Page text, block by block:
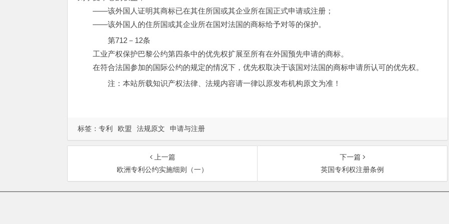
——该外国人证明其商标已在其住所国或其企业所在国正式申请或注册；
——该外国人的住所国或其企业所在国对法国的商标给予对等的保护。
第712－12条
工业产权保护巴黎公约第四条中的优先权扩展至所有在外国预先申请的商标。
在符合法国参加的国际公约的规定的情况下，优先权取决于该国对法国的商标申请所认可的优先权。
注：本站所载知识产权法律、法规内容请一律以原发布机构原文为准！
标签：专利 欧盟 法规原文 申请与注册
上一篇
欧洲专利公约实施细则（一）
下一篇
英国专利权注册条例